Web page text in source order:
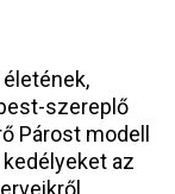
szereplő
Párost modell
az